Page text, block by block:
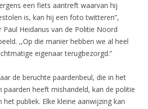
een fiets aantreft waarvan hij
is, kan hij een foto twitteren”,
Heidanus van de Politie Noord
,,Op die manier hebben we al heel
eigenaar terugbezorgd.”
de beruchte paardenbeul, die in het
paarden heeft mishandeld, kan de politie
publiek. Elke kleine aanwijzing kan